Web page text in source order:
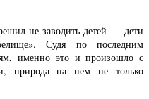
не заводить детей — дети
Судя по последним
именно это и произошло с
природа на нем не только